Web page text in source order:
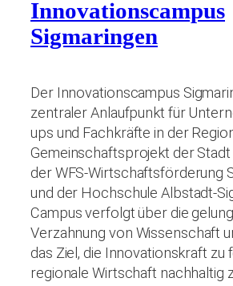
Innovationscampus
Sigmaringen
Der Innovationscampus
zentraler Anlaufpunkt für
ups und Fachkräfte in der
Gemeinschaftsprojekt der Stadt
der WFS-Wirtschaftsförderung
und der Hochschule Albstadt-
Campus verfolgt über die
Verzahnung von Wissenschaft
das Ziel, die Innovationskraft zu
regionale Wirtschaft nachhaltig